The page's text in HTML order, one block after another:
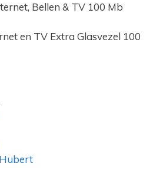
Bellen & TV 100 Mb
en TV Extra Glasvezel 100